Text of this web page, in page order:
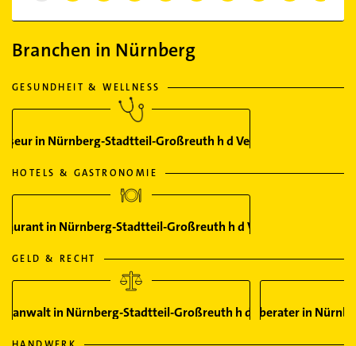
Branchen in Nürnberg
GESUNDHEIT & WELLNESS
in Nürnberg-Stadtteil-Großreuth h d Veste
HOTELS & GASTRONOMIE
in Nürnberg-Stadtteil-Großreuth h d Veste
GELD & RECHT
in Nürnberg-Stadtteil-Großreuth h d Veste
Steuerberater in